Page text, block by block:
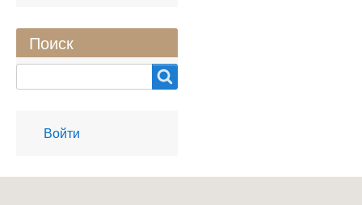
Поиск
User
account
Войти